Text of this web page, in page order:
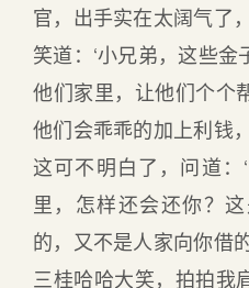
官，出手实在太阔气了
笑道：‘小兄弟，这些
他们家里，让他们个个
他们会乖乖的加上利钱
这可不明白了，问道
里，怎样还会还你？
的，又不是人家向你借
三桂哈哈大笑，拍拍我